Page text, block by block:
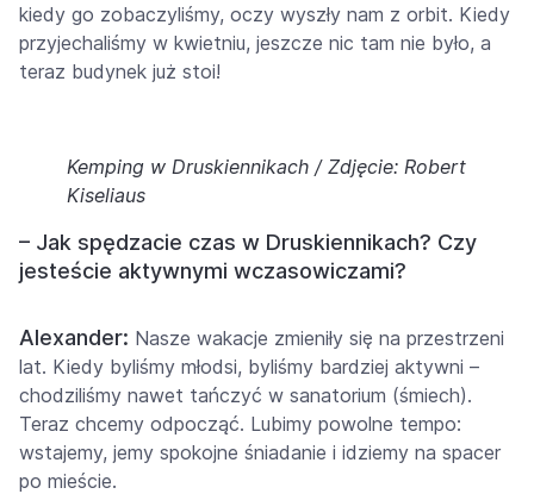
kiedy go zobaczyliśmy, oczy wyszły nam z orbit. Kiedy
przyjechaliśmy w kwietniu, jeszcze nic tam nie było, a
teraz budynek już stoi!
Kemping w Druskiennikach / Zdjęcie: Robert
Kiseliaus
– Jak spędzacie czas w Druskiennikach? Czy
jesteście aktywnymi wczasowiczami?
Alexander: Nasze wakacje zmieniły się na przestrzeni
lat. Kiedy byliśmy młodsi, byliśmy bardziej aktywni –
chodziliśmy nawet tańczyć w sanatorium (śmiech).
Teraz chcemy odpocząć. Lubimy powolne tempo:
wstajemy, jemy spokojne śniadanie i idziemy na spacer
po mieście.